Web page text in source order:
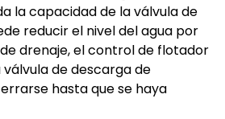
la capacidad de la válvula de
reducir el nivel del agua por
drenaje, el control de flotador
de descarga de
hasta que se haya